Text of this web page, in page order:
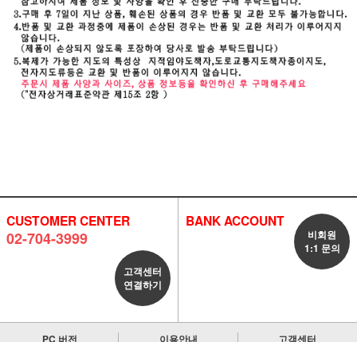
CUSTOMER CENTER
02-704-3999
고객센터
연결하기
BANK ACCOUNT
비회원
1:1 문의
PC 버전 이용안내 고객센터